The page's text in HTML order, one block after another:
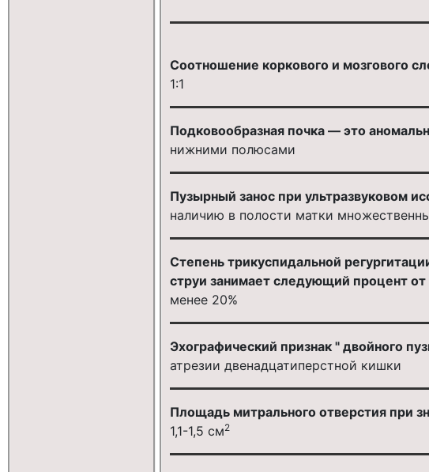
Соотношение коркового и мозгового
1:1
Подковообразная почка — это
нижними полюсами
Пузырный занос при ультразвуковом
наличию в полости матки
Степень трикуспидальной
струи занимает следующий процент
менее 20%
Эхографический признак " двойного
атрезии двенадцатиперстной кишки
Площадь митрального отверстия при
1,1-1,5 см2